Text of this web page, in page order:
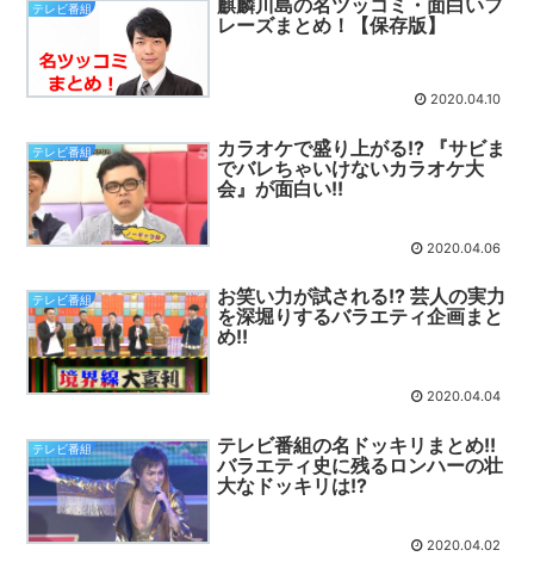
テレビ番組
麒麟川島の名ツッコミ・面白いフ
レーズまとめ！【保存版】
2020.04.10
テレビ番組
カラオケで盛り上がる!? 『サビま
でバレちゃいけないカラオケ大
会』が面白い!!
2020.04.06
テレビ番組
お笑い力が試される!? 芸人の実力
を深堀りするバラエティ企画まと
め!!
2020.04.04
テレビ番組
テレビ番組の名ドッキリまとめ!!
バラエティ史に残るロンハーの壮
大なドッキリは!?
2020.04.02